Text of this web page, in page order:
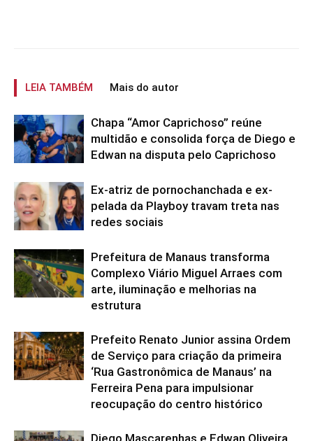
LEIA TAMBÉM Mais do autor
Chapa “Amor Caprichoso” reúne
multidão e consolida força de Diego e
Edwan na disputa pelo Caprichoso
Ex-atriz de pornochanchada e ex-
pelada da Playboy travam treta nas
redes sociais
Prefeitura de Manaus transforma
Complexo Viário Miguel Arraes com
arte, iluminação e melhorias na
estrutura
Prefeito Renato Junior assina Ordem
de Serviço para criação da primeira
‘Rua Gastronômica de Manaus’ na
Ferreira Pena para impulsionar
reocupação do centro histórico
Diego Mascarenhas e Edwan Oliveira